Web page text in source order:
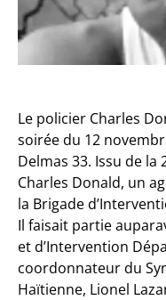
Le policier Charles
soirée du 12
Delmas 33. Issu de
Charles Donald, un
la Brigade
Il faisait partie
et d’Intervention
coordonnateur du
Haïtienne, Lionel